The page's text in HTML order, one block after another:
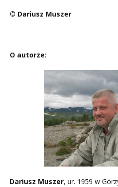
© Dariusz Muszer
O autorze:
Dariusz Muszer, ur. 1959 w